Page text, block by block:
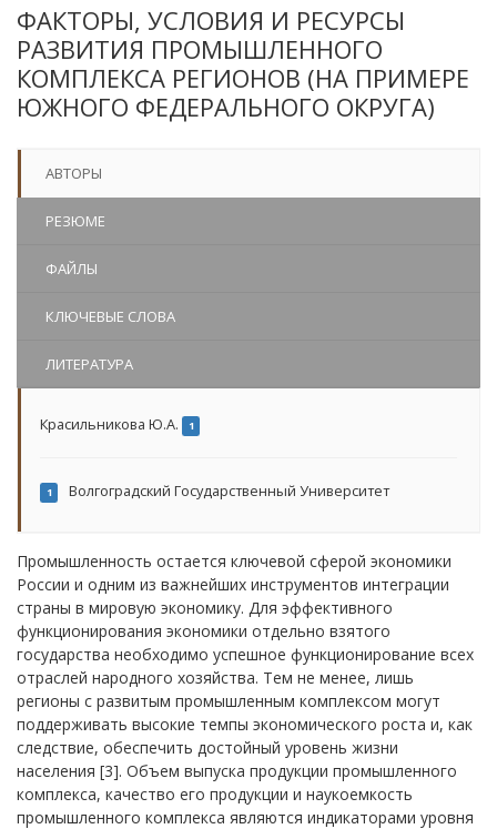
ФАКТОРЫ, УСЛОВИЯ И РЕСУРСЫ
РАЗВИТИЯ ПРОМЫШЛЕННОГО
КОМПЛЕКСА РЕГИОНОВ (НА ПРИМЕРЕ
ЮЖНОГО ФЕДЕРАЛЬНОГО ОКРУГА)
АВТОРЫ
РЕЗЮМЕ
ФАЙЛЫ
КЛЮЧЕВЫЕ СЛОВА
ЛИТЕРАТУРА
Красильникова Ю.А. 1
1 Волгоградский Государственный Университет
Промышленность остается ключевой сферой экономики
России и одним из важнейших инструментов интеграции
страны в мировую экономику. Для эффективного
функционирования экономики отдельно взятого
государства необходимо успешное функционирование всех
отраслей народного хозяйства. Тем не менее, лишь
регионы с развитым промышленным комплексом могут
поддерживать высокие темпы экономического роста и, как
следствие, обеспечить достойный уровень жизни
населения [3]. Объем выпуска продукции промышленного
комплекса, качество его продукции и наукоемкость
промышленного комплекса являются индикаторами уровня